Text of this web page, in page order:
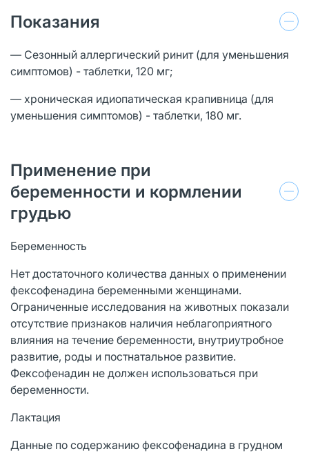
Показания
— Сезонный аллергический ринит (для уменьшения
симптомов) - таблетки, 120 мг;
— хроническая идиопатическая крапивница (для
уменьшения симптомов) - таблетки, 180 мг.
Применение при
беременности и кормлении
грудью
Беременность
Нет достаточного количества данных о применении
фексофенадина беременными женщинами.
Ограниченные исследования на животных показали
отсутствие признаков наличия неблагоприятного
влияния на течение беременности, внутриутробное
развитие, роды и постнатальное развитие.
Фексофенадин не должен использоваться при
беременности.
Лактация
Данные по содержанию фексофенадина в грудном